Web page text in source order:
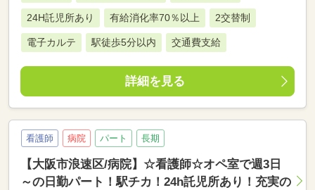
24H託児所あり 有給消化率70％以上 2交替制
電子カルテ 駅徒歩5分以内 交通費支給
詳細を見る
看護師 病院 パート 長期
【大阪市浪速区/病院】☆看護師☆オペ室で週3日
～の日勤パート！駅チカ！24h託児所あり！充実の